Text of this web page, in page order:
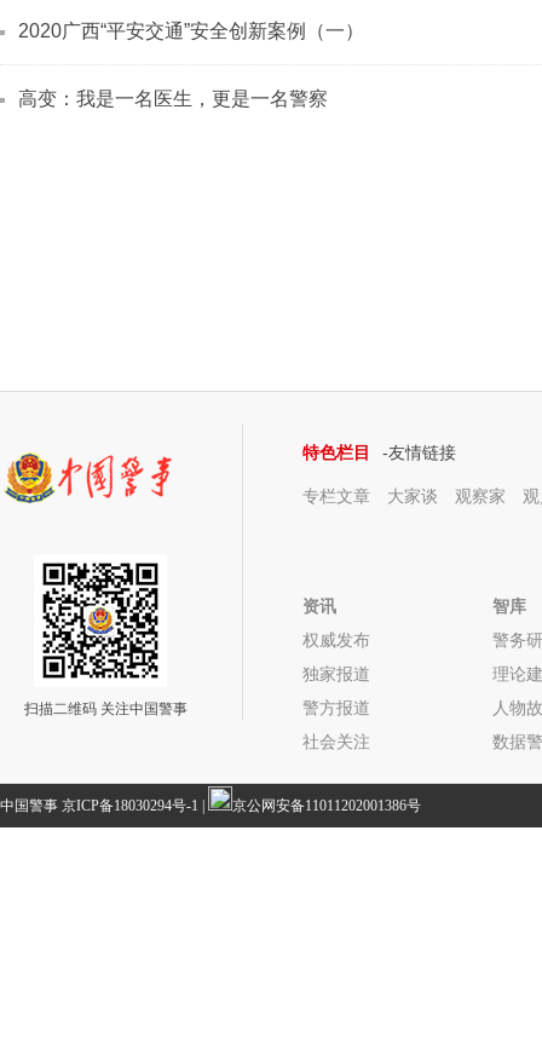
2020广西“平安交通”安全创新案例（一）
高变：我是一名医生，更是一名警察
扫描二维码 关注中国警事
特色栏目 -友情链接
专栏文章 大家谈 观察家
资讯
权威发布
独家报道
警方报道
社会关注
智库
警务
理论
人物
数据
中国警事 京ICP备18030294号-1 京公网安备11011202001386号